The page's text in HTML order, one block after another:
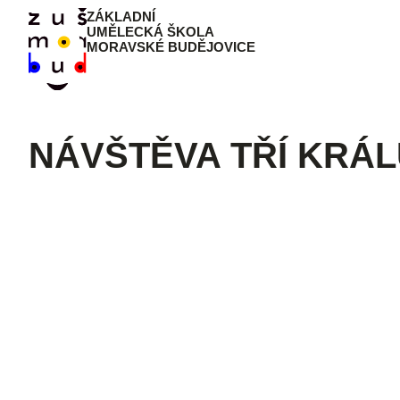
ZÁKLADNÍ
UMĚLECKÁ ŠKOLA
MORAVSKÉ BUDĚJOVICE
NÁVŠTĚVA TŘÍ